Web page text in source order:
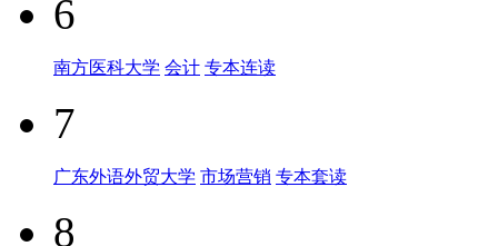
6
南方医科大学 会计 专本连读
7
广东外语外贸大学 市场营销 专本套读
8